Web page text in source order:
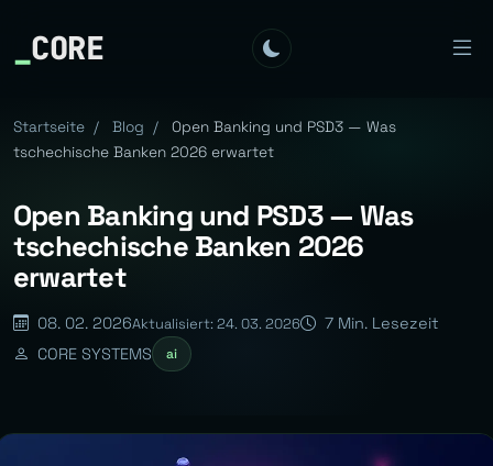
_CORE
Startseite / Blog /
Open Banking und PSD3 — Was
tschechische Banken 2026 erwartet
Open Banking und PSD3 — Was
tschechische Banken 2026
erwartet
08. 02. 2026Aktualisiert: 24. 03. 2026
7 Min. Lesezeit
CORE SYSTEMS
ai